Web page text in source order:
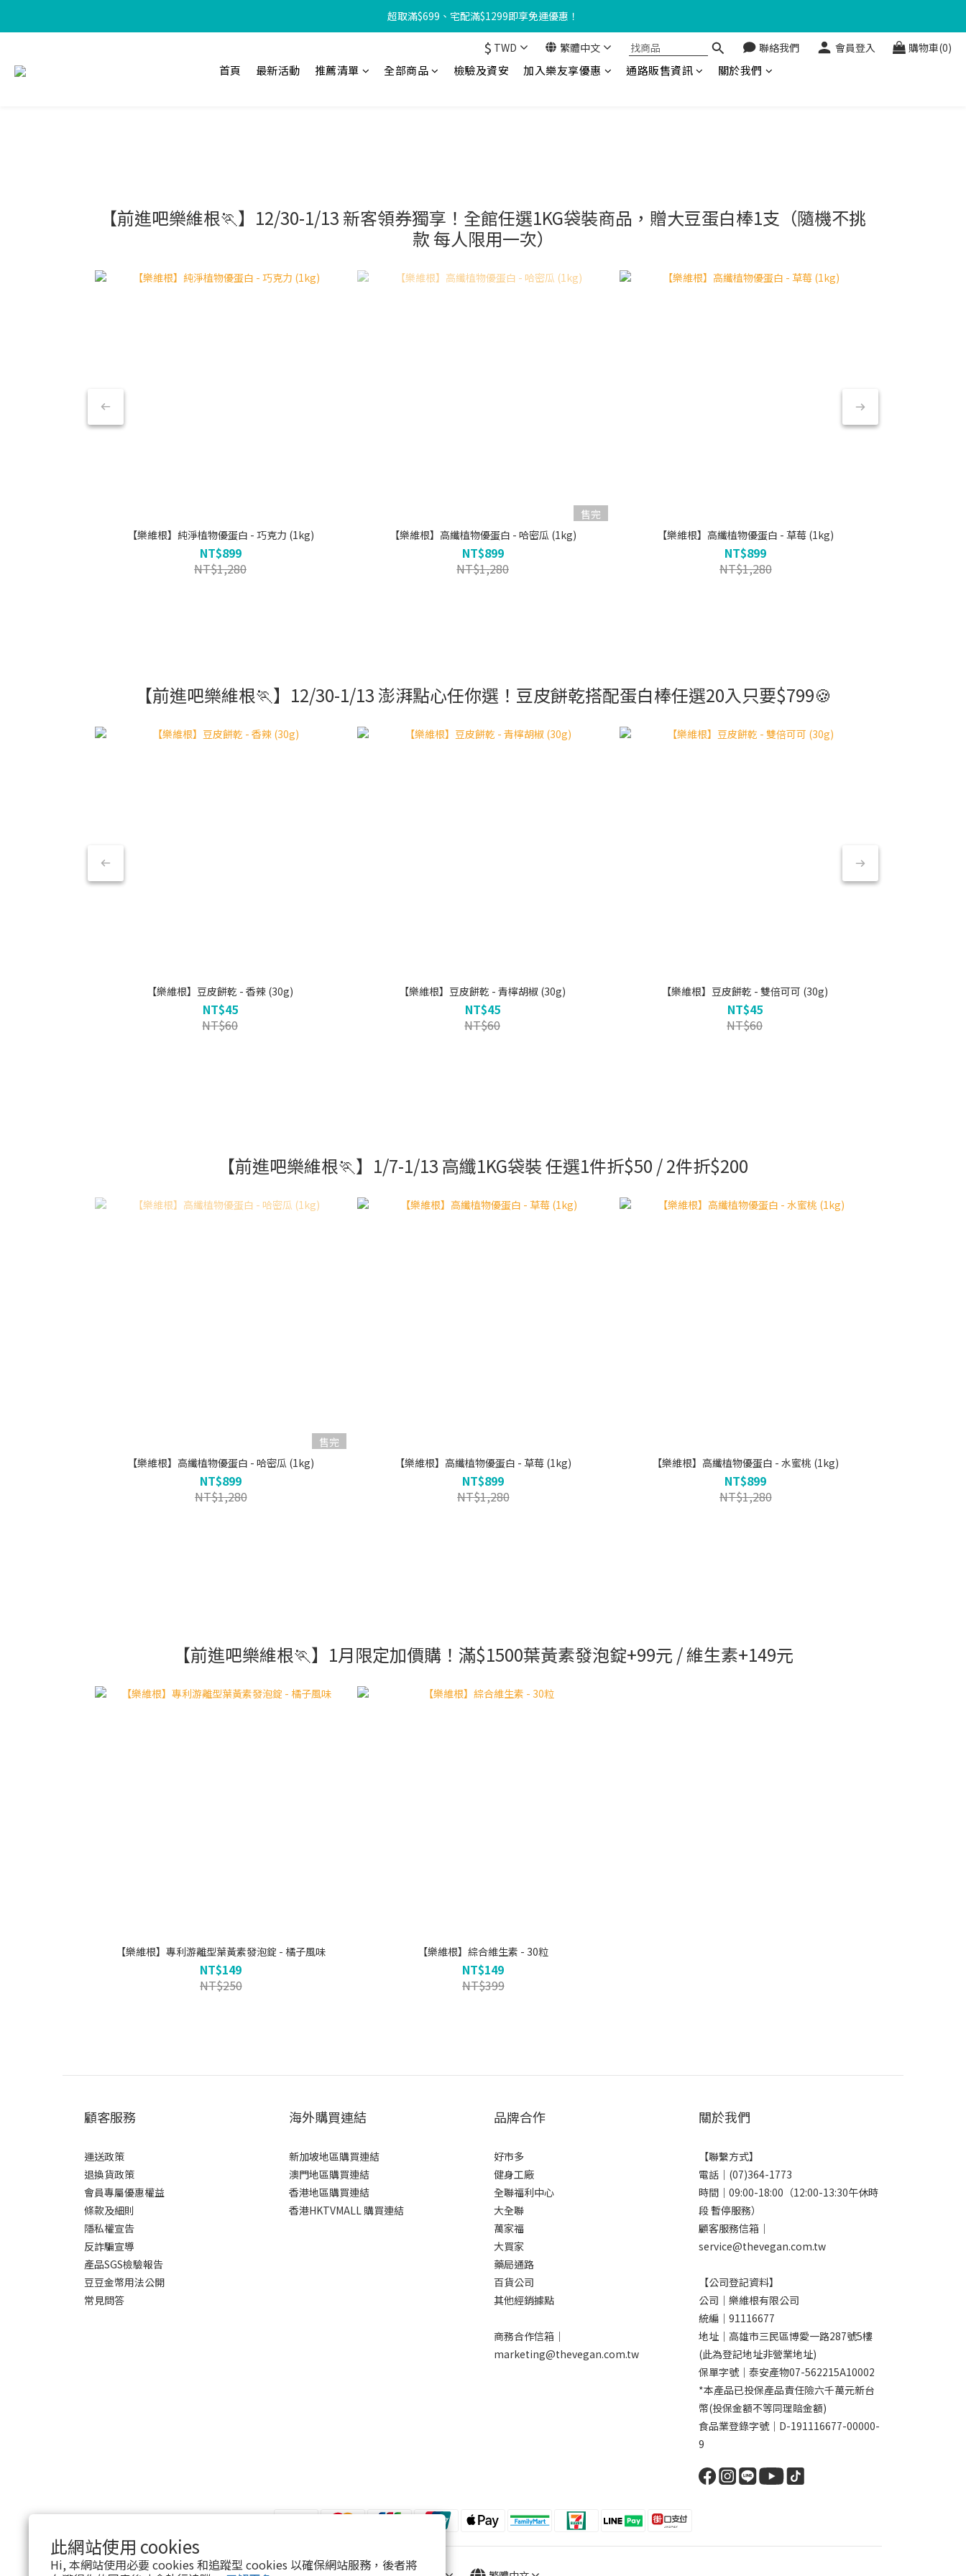
此網站使用 cookies
Hi, 本網站使用必要 cookies 和追蹤型 cookies 以確保網站服務，後者將
【8月限定⏰】玩遊戲換好禮🎁 豆豆夏令營 等你來報名‼️
超取滿$699、宅配滿$1299即享免運優惠！
【加入樂友享優惠‼️】現在加入會員立享入會禮金 $100，再享全館消費 2% 購物金回饋🤩
【8月限定⏰】玩遊戲換好禮🎁 豆豆夏令營 等你來報名‼️
$ TWD 繁體中文 聯絡我們 會員登入 購物車(0)
首頁 最新活動 推薦清單 全部商品 檢驗及資安 加入樂友享優惠 通路販售資訊 關於我們
【前進吧樂維根🏃】12/30-1/13 新客領券獨享！全館任選1KG袋裝商品，贈大豆蛋白棒1支（隨機不挑
款 每人限用一次）
【樂維根】純淨植物優蛋白 - 巧克力 (1kg)
NT$899
NT$1,280
售完
【樂維根】高纖植物優蛋白 - 哈密瓜 (1kg)
NT$899
NT$1,280
【樂維根】高纖植物優蛋白 - 草莓 (1kg)
NT$899
NT$1,280
【前進吧樂維根🏃】12/30-1/13 澎湃點心任你選！豆皮餅乾搭配蛋白棒任選20入只要$799🍪
【樂維根】豆皮餅乾 - 香辣 (30g)
NT$45
NT$60
【樂維根】豆皮餅乾 - 青檸胡椒 (30g)
NT$45
NT$60
【樂維根】豆皮餅乾 - 雙倍可可 (30g)
NT$45
NT$60
【前進吧樂維根🏃】1/7-1/13 高纖1KG袋裝 任選1件折$50 / 2件折$200
售完
【樂維根】高纖植物優蛋白 - 哈密瓜 (1kg)
NT$899
NT$1,280
【樂維根】高纖植物優蛋白 - 草莓 (1kg)
NT$899
NT$1,280
【樂維根】高纖植物優蛋白 - 水蜜桃 (1kg)
NT$899
NT$1,280
【前進吧樂維根🏃】1月限定加價購！滿$1500葉黃素發泡錠+99元 / 維生素+149元
【樂維根】專利游離型葉黃素發泡錠 - 橘子風味
NT$149
NT$250
【樂維根】綜合維生素 - 30粒
NT$149
NT$399
顧客服務
運送政策
退換貨政策
會員專屬優惠權益
條款及細則
隱私權宣告
反詐騙宣導
產品SGS檢驗報告
豆豆金幣用法公開
常見問答
海外購買連結
新加坡地區購買連結
澳門地區購買連結
香港地區購買連結
香港HKTVMALL 購買連結
品牌合作
好市多
健身工廠
全聯福利中心
大全聯
萬家福
大買家
藥局通路
百貨公司
其他經銷據點
商務合作信箱｜
marketing@thevegan.com.tw
關於我們
【聯繫方式】
電話｜(07)364-1773
時間｜09:00-18:00（12:00-13:30午休時
段 暫停服務）
顧客服務信箱｜
service@thevegan.com.tw
【公司登記資料】
公司｜樂維根有限公司
統編｜91116677
地址｜高雄市三民區博愛一路287號5樓
(此為登記地址非營業地址)
保單字號｜泰安產物07-562215A10002
*本產品已投保產品責任險六千萬元新台
幣(投保金額不等同理賠金額)
食品業登錄字號｜D-191116677-00000-
9